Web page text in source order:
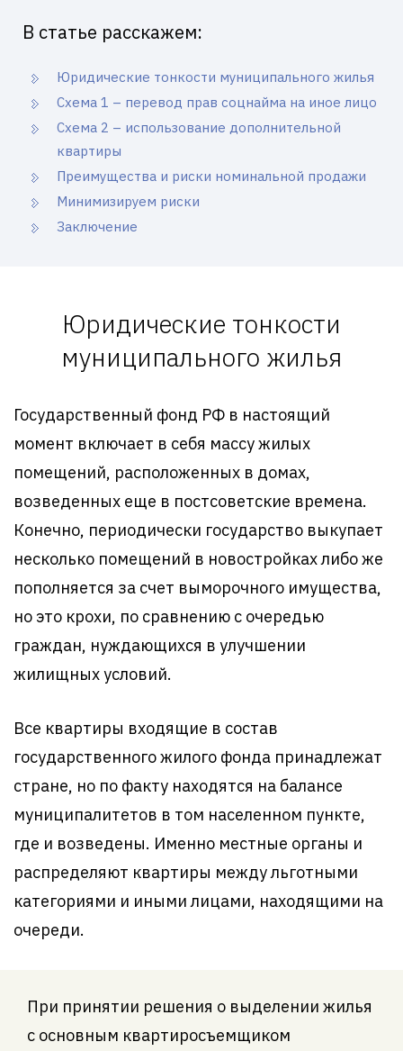
В статье расскажем:
Юридические тонкости муниципального жилья
Схема 1 – перевод прав соцнайма на иное лицо
Схема 2 – использование дополнительной
квартиры
Преимущества и риски номинальной продажи
Минимизируем риски
Заключение
Юридические тонкости
муниципального жилья
Государственный фонд РФ в настоящий
момент включает в себя массу жилых
помещений, расположенных в домах,
возведенных еще в постсоветские времена.
Конечно, периодически государство выкупает
несколько помещений в новостройках либо же
пополняется за счет выморочного имущества,
но это крохи, по сравнению с очередью
граждан, нуждающихся в улучшении
жилищных условий.
Все квартиры входящие в состав
государственного жилого фонда принадлежат
стране, но по факту находятся на балансе
муниципалитетов в том населенном пункте,
где и возведены. Именно местные органы и
распределяют квартиры между льготными
категориями и иными лицами, находящими на
очереди.
При принятии решения о выделении жилья
с основным квартиросъемщиком